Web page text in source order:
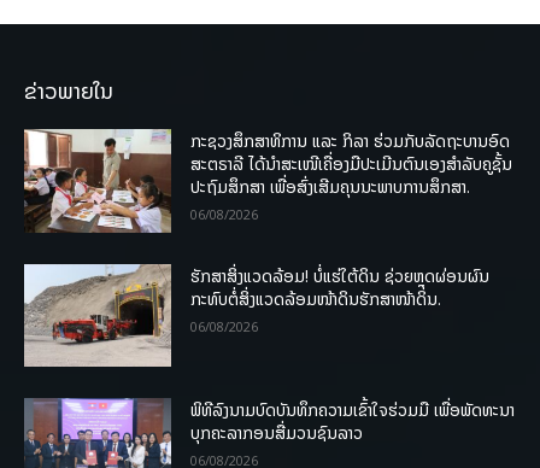
ຂ່າວພາຍໃນ
ກະຊວງສຶກສາທິການ ແລະ ກິລາ ຮ່ວມກັບລັດຖະບານອົດ
ສະຕຣາລີ ໄດ້ນຳສະເໜີເຄື່ອງມືປະເມີນຕົນເອງສຳລັບຄູຊັ້ນ
ປະຖົມສຶກສາ ເພື່ອສົ່ງເສີມຄຸນນະພາບການສຶກສາ.
06/08/2026
ຮັກສາສິ່ງແວດລ້ອມ! ບໍ່ແຮ່ໃຕ້ດິນ ຊ່ວຍຫຼຸດຜ່ອນຜົນ
ກະທົບຕໍ່ສິ່ງແວດລ້ອມໜ້າດິນຮັກສາໜ້າດິນ.
06/08/2026
ພິທີລົງນາມບົດບັນທຶກຄວາມເຂົ້າໃຈຮ່ວມມື ເພື່ອພັດທະນາ
ບຸກຄະລາກອນສື່ມວນຊົນລາວ
06/08/2026